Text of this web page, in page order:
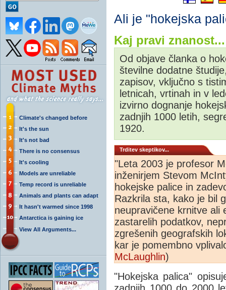
Climate's changed before
It's the sun
It's not bad
There is no consensus
It's cooling
Models are unreliable
Temp record is unreliable
Animals and plants can adapt
It hasn't warmed since 1998
Antarctica is gaining ice
View All Arguments...
Ali je "hokejska
Kaj pravi znanost...
Od objave članka o
številne dodatne
zapisov, vključno s
letnicah, vrtinah in v
izvirno dognanje
zadnjih 1000 letih,
1920.
Trditev skeptikov...
"Leta 2003 je profesor
inženirjem Stevom
hokejske palice in
Razkrila sta, kako je bil
neupravičene krnitve ali
zastarelih podatkov,
zgrešenih geografskih
kar je pomembno
McLaughlin)
"Hokejska palica"